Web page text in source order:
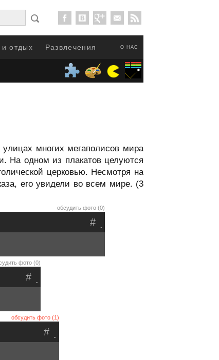
О НАС
и отдых Развлечения
многих мегаполисов мира
На одном из плакатов целуются
церковью. Несмотря на
его увидели во всем мире. (3
обсудить фото (0)
.
#
фото (0)
.
#
обсудить фото (1)
.
#